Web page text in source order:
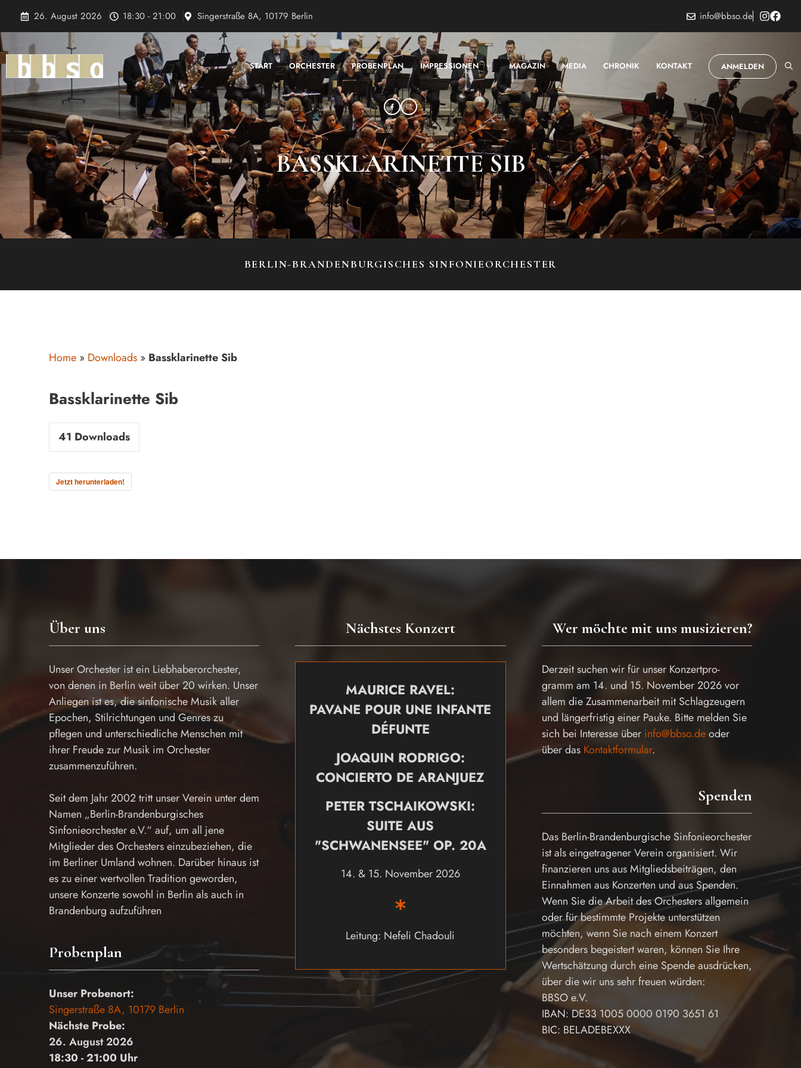
Inhalt
springen
26. August 2026 18:30 - 21:00 Singerstraße 8A, 10179 Berlin info@bbso.de
START ORCHESTER PROBENPLAN IMPRESSIONEN MAGAZIN MEDIA CHRONIK KONTAKT ANMELDEN
BASSKLARINETTE SIB
BERLIN-BRANDENBURGISCHES SINFONIEORCHESTER
Home » Downloads » Bassklarinette Sib
Bassklarinette Sib
41 Downloads
Jetzt herunterladen!
Über uns
Unser Orchester ist ein Liebhaberorchester,
von denen in Berlin weit über 20 wirken. Unser
Anliegen ist es, die sinfonische Musik aller
Epochen, Stilrichtungen und Genres zu
pflegen und unterschiedliche Menschen mit
ihrer Freude zur Musik im Orchester
zusammenzuführen.
Seit dem Jahr 2002 tritt unser Verein unter dem
Namen „Berlin-Brandenburgisches
Sinfonieorchester e.V.“ auf, um all jene
Mitglieder des Orchesters einzubeziehen, die
im Berliner Umland wohnen. Darüber hinaus ist
es zu einer wertvollen Tradition geworden,
unsere Konzerte sowohl in Berlin als auch in
Brandenburg aufzuführen
Probenplan
Unser Probenort:
Singerstraße 8A, 10179 Berlin
Nächste Probe:
26. August 2026
18:30 - 21:00 Uhr
Nächstes Konzert
MAURICE RAVEL:
PAVANE POUR UNE INFANTE
DÉFUNTE
JOAQUIN RODRIGO:
CONCIERTO DE ARANJUEZ
PETER TSCHAIKOWSKI:
SUITE AUS
"SCHWANENSEE" OP. 20A
14. & 15. November 2026
Leitung: Nefeli Chadouli
Wer möchte mit uns musizieren?
Derzeit suchen wir für unser Konzertpro-
gramm am 14. und 15. November 2026 vor
allem die Zusammenarbeit mit Schlagzeugern
und längerfristig einer Pauke. Bitte melden Sie
sich bei Interesse über info@bbso.deoder
über das Kontaktformular.
Spenden
Das Berlin-Brandenburgische Sinfonieorchester
ist als eingetragener Verein organisiert. Wir
finanzieren uns aus Mitgliedsbeiträgen, den
Einnahmen aus Konzerten und aus Spenden.
Wenn Sie die Arbeit des Orchesters allgemein
oder für bestimmte Projekte unterstützen
möchten, wenn Sie nach einem Konzert
besonders begeistert waren, können Sie Ihre
Wertschätzung durch eine Spende ausdrücken,
über die wir uns sehr freuen würden:
BBSO e.V.
IBAN: DE33 1005 0000 0190 3651 61
BIC: BELADEBEXXX